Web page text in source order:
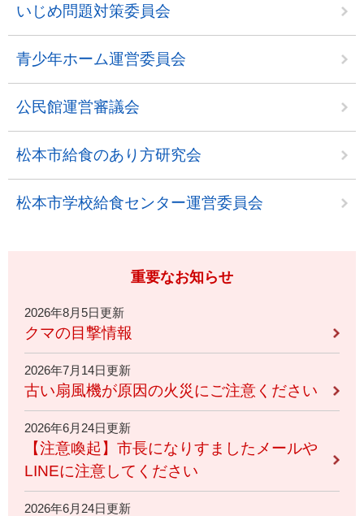
いじめ問題対策委員会
青少年ホーム運営委員会
公民館運営審議会
松本市給食のあり方研究会
松本市学校給食センター運営委員会
重要なお知らせ
2026年8月5日更新
クマの目撃情報
2026年7月14日更新
古い扇風機が原因の火災にご注意ください
2026年6月24日更新
【注意喚起】市長になりすましたメールや
LINEに注意してください
2026年6月24日更新